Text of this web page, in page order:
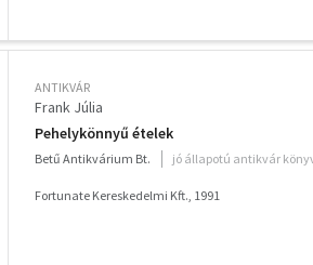
ANTIKVÁR
Frank Júlia
Pehelykönnyű ételek
Betű Antikvárium Bt. jó állapotú antikvár
Fortunate Kereskedelmi Kft., 1991